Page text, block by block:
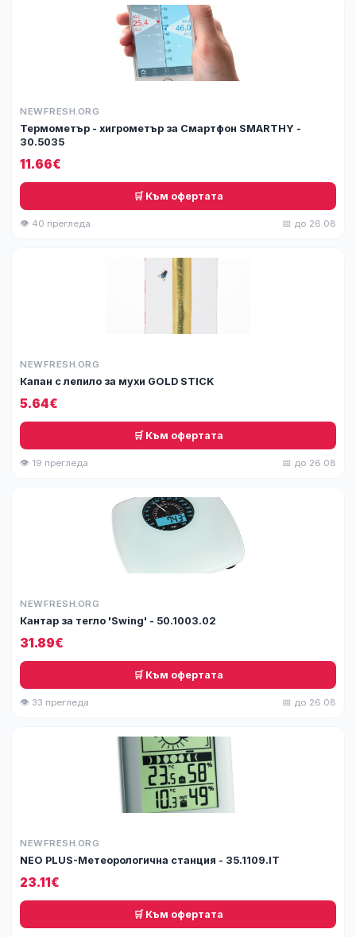
NEWFRESH.ORG
Термометър - хигрометър за Смартфон SMARTHY -
30.5035
11.66€
🛒 Към офертата
👁 40 прегледа 📅 до 26.08
NEWFRESH.ORG
Капан с лепило за мухи GOLD STICK
5.64€
🛒 Към офертата
👁 19 прегледа 📅 до 26.08
NEWFRESH.ORG
Кантар за тегло 'Swing' - 50.1003.02
31.89€
🛒 Към офертата
👁 33 прегледа 📅 до 26.08
NEWFRESH.ORG
NEO PLUS-Метеорологична станция - 35.1109.IT
23.11€
🛒 Към офертата